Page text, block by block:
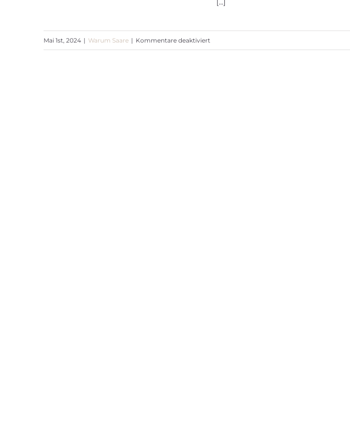
Scheuerleiste
Mai 1st, 2024 | Warum Saare | Kommentare deaktiviert